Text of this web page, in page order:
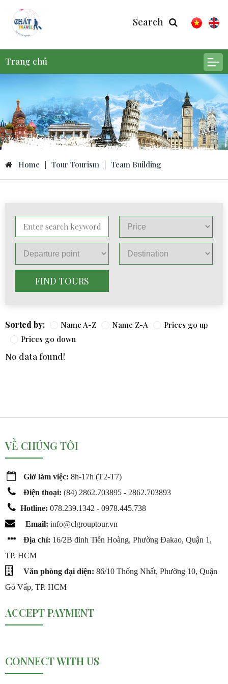
Search
Trang chủ
Home Tour Tourism Team Building
FIND TOURS
Sorted by: Name A-Z Name Z-A
Prices go up
Prices go down
No data found!
VỀ CHÚNG TÔI
Giờ làm việc: 8h-17h (T2-T7)
Điện thoại: (84) 2862.703895 - 2862.703893
Hotline: 078.239.1342 - 0978.445.738
Email: info@clgrouptour.vn
Địa chỉ: 16/2B đinh Tiên Hoàng, Phường Đakao, Quận 1,
TP. HCM
Văn phòng đại diện: 86/10 Thống Nhất, Phường 10, Quận
Gò Vấp, TP. HCM
ACCEPT PAYMENT
CONNECT WITH US